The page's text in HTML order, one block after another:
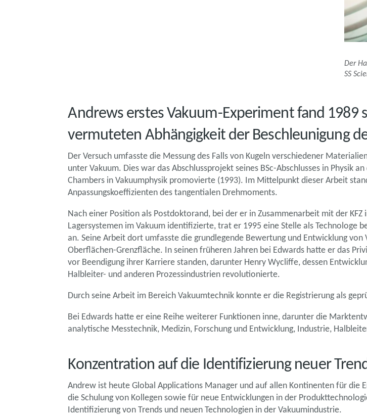
Der
SS
Andrews erstes Vakuum-Experiment fand
vermuteten Abhängigkeit der Beschleunigung
Der Versuch umfasste die Messung des Falls von Kugeln verschiedener
unter Vakuum. Dies war das Abschlussprojekt seines BSc-Abschlusses in Physik
Chambers in Vakuumphysik promovierte (1993). Im Mittelpunkt dieser Arbeit
Anpassungskoeffizienten des tangentialen Drehmoments.
Nach einer Position als Postdoktorand, bei der er in Zusammenarbeit mit der
Lagersystemen im Vakuum identifizierte, trat er 1995 eine Stelle als Technologe
an. Seine Arbeit dort umfasste die grundlegende Bewertung und Entwicklung
Oberflächen-Grenzfläche. In seinen früheren Jahren bei Edwards hatte er das
vor Beendigung ihrer Karriere standen, darunter Henry Wycliffe, dessen
Halbleiter- und anderen Prozessindustrien revolutionierte.
Durch seine Arbeit im Bereich Vakuumtechnik konnte er die Registrierung als
Bei Edwards hatte er eine Reihe weiterer Funktionen inne, darunter die
analytische Messtechnik, Medizin, Forschung und Entwicklung, Industrie,
Konzentration auf die Identifizierung neuer
Andrew ist heute Global Applications Manager und auf allen Kontinenten für die
die Schulung von Kollegen sowie für neue Entwicklungen in der
Identifizierung von Trends und neuen Technologien in der Vakuumindustrie.